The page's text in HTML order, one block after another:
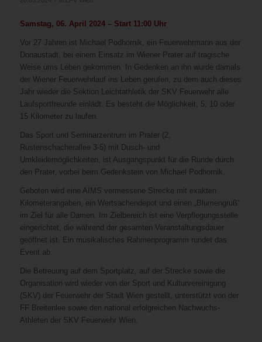
Samstag, 06. April 2024 – Start 11:00 Uhr
Vor 27 Jahren ist Michael Podhornik, ein Feuerwehrmann aus der
Donaustadt, bei einem Einsatz im Wiener Prater auf tragische
Weise ums Leben gekommen. In Gedenken an ihn wurde damals
der Wiener Feuerwehrlauf ins Leben gerufen, zu dem auch dieses
Jahr wieder die Sektion Leichtathletik der SKV Feuerwehr alle
Laufsportfreunde einlädt. Es besteht die Möglichkeit, 5, 10 oder
15 Kilometer zu laufen.
Das Sport und Seminarzentrum im Prater (2,
Rustenschacherallee 3-5) mit Dusch- und
Umkleidemöglichkeiten, ist Ausgangspunkt für die Runde durch
den Prater, vorbei beim Gedenkstein von Michael Podhornik.
Geboten wird eine AIMS vermessene Strecke mit exakten
Kilometerangaben, ein Wertsachendepot und einen „Blumengruß“
im Ziel für alle Damen. Im Zielbereich ist eine Verpflegungsstelle
eingerichtet, die während der gesamten Veranstaltungsdauer
geöffnet ist. Ein musikalisches Rahmenprogramm rundet das
Event ab.
Die Betreuung auf dem Sportplatz, auf der Strecke sowie die
Organisation wird wieder von der Sport und Kulturvereinigung
(SKV) der Feuerwehr der Stadt Wien gestellt, unterstützt von der
FF Breitenlee sowie den national erfolgreichen Nachwuchs-
Athleten der SKV Feuerwehr Wien.